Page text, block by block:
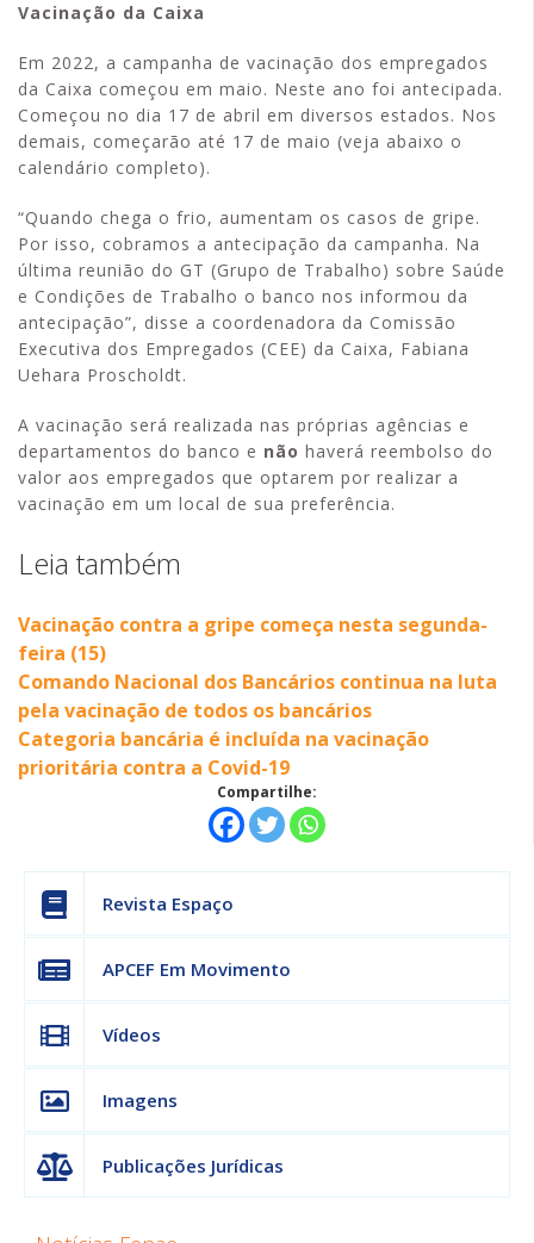
Vacinação da Caixa
Em 2022, a campanha de vacinação dos empregados
da Caixa começou em maio. Neste ano foi antecipada.
Começou no dia 17 de abril em diversos estados. Nos
demais, começarão até 17 de maio (veja abaixo o
calendário completo).
“Quando chega o frio, aumentam os casos de gripe.
Por isso, cobramos a antecipação da campanha. Na
última reunião do GT (Grupo de Trabalho) sobre Saúde
e Condições de Trabalho o banco nos informou da
antecipação”, disse a coordenadora da Comissão
Executiva dos Empregados (CEE) da Caixa, Fabiana
Uehara Proscholdt.
A vacinação será realizada nas próprias agências e
departamentos do banco e não haverá reembolso do
valor aos empregados que optarem por realizar a
vacinação em um local de sua preferência.
Leia também
Vacinação contra a gripe começa nesta segunda-
feira (15)
Comando Nacional dos Bancários continua na luta
pela vacinação de todos os bancários
Categoria bancária é incluída na vacinação
prioritária contra a Covid-19
Compartilhe:
Revista Espaço
APCEF Em Movimento
Vídeos
Imagens
Publicações Jurídicas